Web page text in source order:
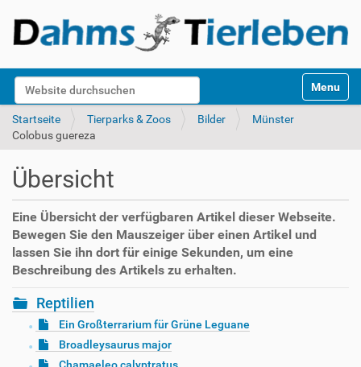
Website durchsuchen
k
Toggle
Startseite Tierparks & Zoos Bilder
Münster
Colobus guereza
Übersicht
Eine Übersicht der verfügbaren Artikel dieser Webseite.
Bewegen Sie den Mauszeiger über einen Artikel und
lassen Sie ihn dort für einige Sekunden, um eine
Beschreibung des Artikels zu erhalten.
Reptilien
Ein Großterrarium für Grüne Leguane
Broadleysaurus major